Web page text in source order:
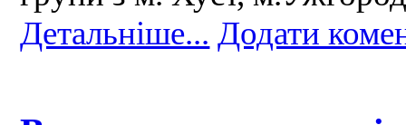
Детальніше... Додати